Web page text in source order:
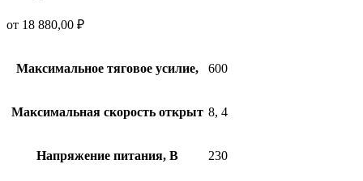
от 18 880,00 ₽
Максимальное тяговое усилие, 600
Максимальная скорость открыт 8, 4
Напряжение питания, В 230